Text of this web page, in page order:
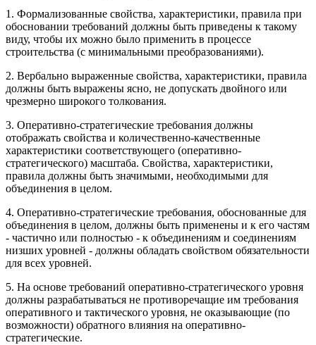
1. Формализованные свойства, характеристики, правила при
обосновании требований должны быть приведены к такому
виду, чтобы их можно было применить в процессе
строительства (с минимальными преобразованиями).
2. Вербально выраженные свойства, характеристики, правила
должны быть выражены ясно, не допускать двойного или
чрезмерно широкого толкования.
3. Оперативно-стратегические требования должны
отображать свойства и количественно-качественные
характеристики соответствующего (оперативно-
стратегического) масштаба. Свойства, характеристики,
правила должны быть значимыми, необходимыми для
объединения в целом.
4. Оперативно-стратегические требования, обоснованные для
объединения в целом, должны быть применены и к его частям
- частично или полностью - к объединениям и соединениям
низших уровней - должны обладать свойством обязательности
для всех уровней.
5. На основе требований оперативно-стратегического уровня
должны разрабатываться не противоречащие им требования
оперативного и тактического уровня, не оказывающие (по
возможности) обратного влияния на оперативно-
стратегические.